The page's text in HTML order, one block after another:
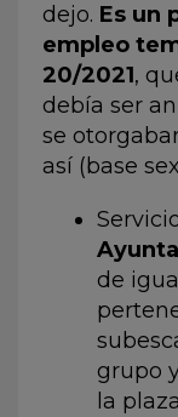
dejo. Es un
empleo
20/2021,
debía ser
se
así (base
de
grupo
la